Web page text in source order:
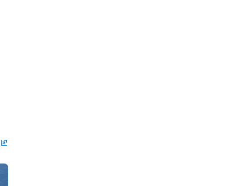
ungroup